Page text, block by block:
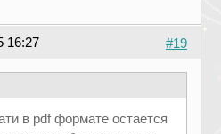
#19
16:27
в pdf формате остается